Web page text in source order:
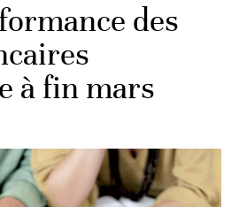
des
à fin mars